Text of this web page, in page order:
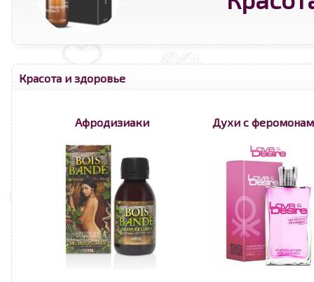
Красота и здоровье
Афродизиаки Духи с